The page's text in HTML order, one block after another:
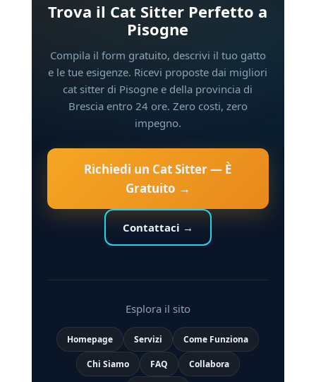
Trova il Cat Sitter Perfetto a
Pisogne
Compila il form gratuito, descrivi il tuo gatto
e le tue esigenze. Ricevi proposte dai migliori
cat sitter di Pisogne e della provincia di
Brescia entro 24 ore. Zero costi, zero
impegno.
Richiedi un Cat Sitter — È
Gratuito →
Contattaci →
Esplora il sito
Homepage Servizi Come Funziona
Chi Siamo FAQ Collabora